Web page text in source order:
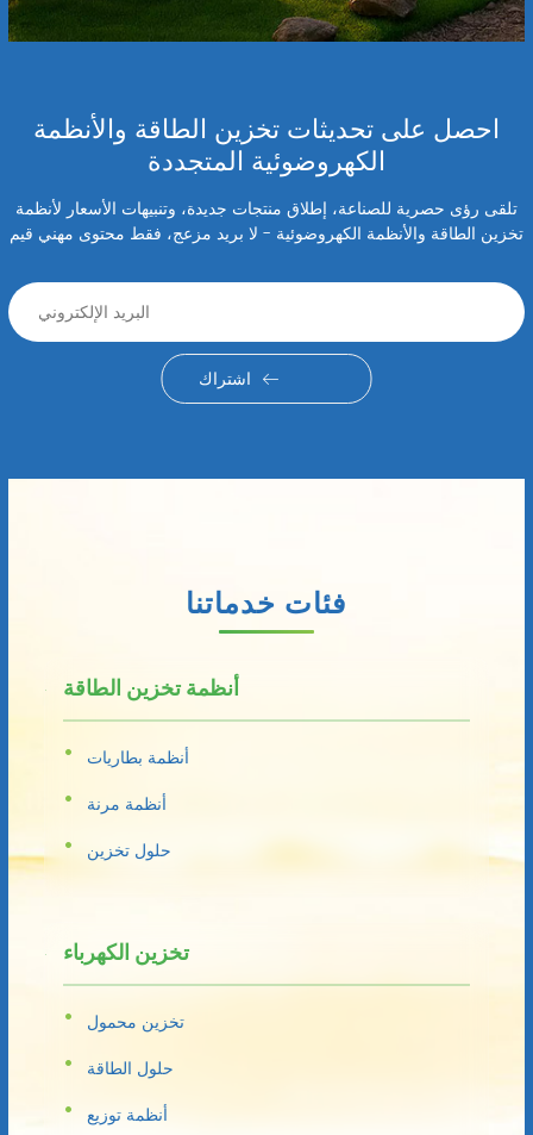
احصل على تحديثات تخزين الطاقة والأنظمة
الكهروضوئية المتجددة
تلقى رؤى حصرية للصناعة، إطلاق منتجات جديدة، وتنبيهات الأسعار لأنظمة
تخزين الطاقة والأنظمة الكهروضوئية - لا بريد مزعج، فقط محتوى مهني قيم
اشتراك
فئات خدماتنا
أنظمة تخزين الطاقة
أنظمة بطاريات
أنظمة مرنة
حلول تخزين
تخزين الكهرباء
تخزين محمول
حلول الطاقة
أنظمة توزيع